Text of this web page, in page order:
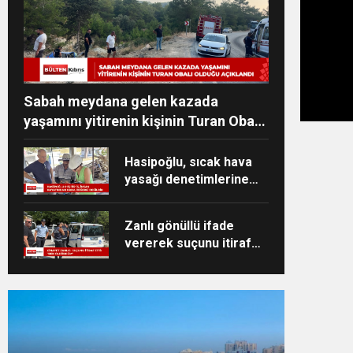
Sabah meydana gelen kazada
yaşamını yitirenin kişinin Turan Obalı
olduğu açıklandı
Hasipoğlu, sıcak hava
yasağı denetimlerine
Zanlı gönüllü ifade
vererek suçunu itiraf